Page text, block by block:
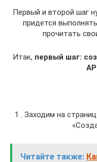
Первый и второй шаг
придется
прочитать
Итак, первый шаг:
1 . Заходим на
Читайте также: